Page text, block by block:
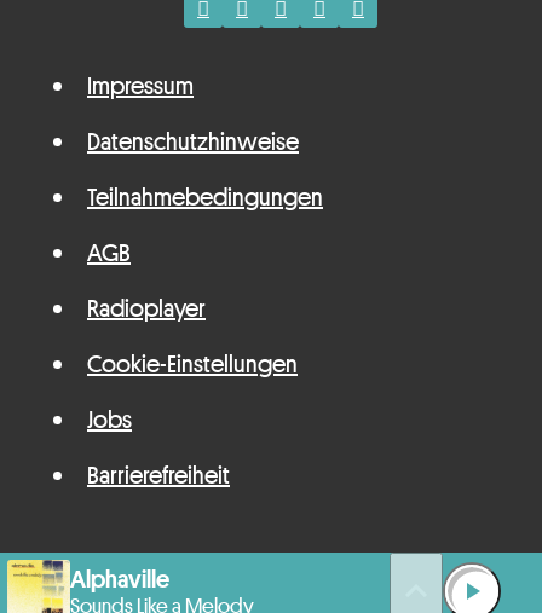
Impressum
Datenschutzhinweise
Teilnahmebedingungen
AGB
Radioplayer
Cookie-Einstellungen
Jobs
Barrierefreiheit
Alphaville
Sounds Like a Melody play_arrow